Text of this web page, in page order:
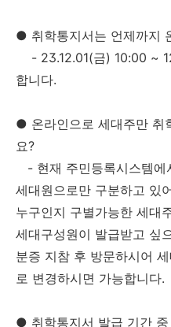
● 취학통지서는 언제까지
- 23.12.01(금) 10:00 ~
합니다.
● 온라인으로 세대주만 취
요?
- 현재 주민등록시스템에
세대원으로만 구분하고 있
누구인지 구별가능한 세대
세대구성원이 발급받고 싶
분증 지참 후 방문하시어
로 변경하시면 가능합니다.
● 취학통지서 발급 기간